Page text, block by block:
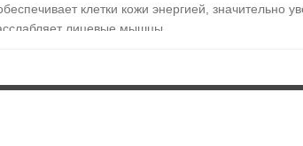
клетки кожи энергией, значительно
лицевые мышцы.
шелковистой.